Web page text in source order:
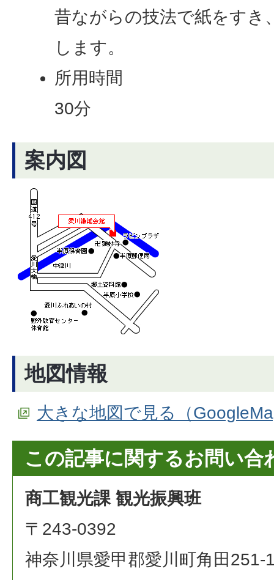
昔ながらの技法で紙をすき
します。
所用時間
30分
案内図
地図情報
大きな地図で見る（
この記事に関するお問い合
商工観光課 観光振興班
〒243-0392
神奈川県愛甲郡愛川町角田251-